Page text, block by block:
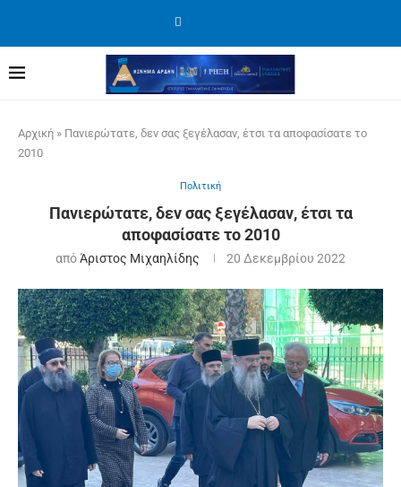
Αρχική » Πανιερώτατε, δεν σας ξεγέλασαν, έτσι τα αποφασίσατε το
2010
Πολιτική
Πανιερώτατε, δεν σας ξεγέλασαν, έτσι τα
αποφασίσατε το 2010
απόΆριστος Μιχαηλίδης 20 Δεκεμβρίου 2022